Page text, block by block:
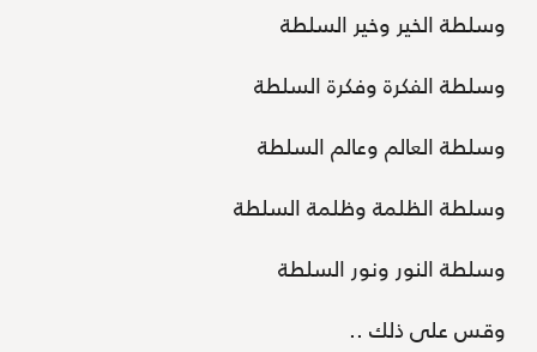
وسلطة الخير وخير السلطة
وسلطة الفكرة وفكرة السلطة
وسلطة العالم وعالم السلطة
وسلطة الظلمة وظلمة السلطة
وسلطة النور ونور السلطة
وقس على ذلك ..